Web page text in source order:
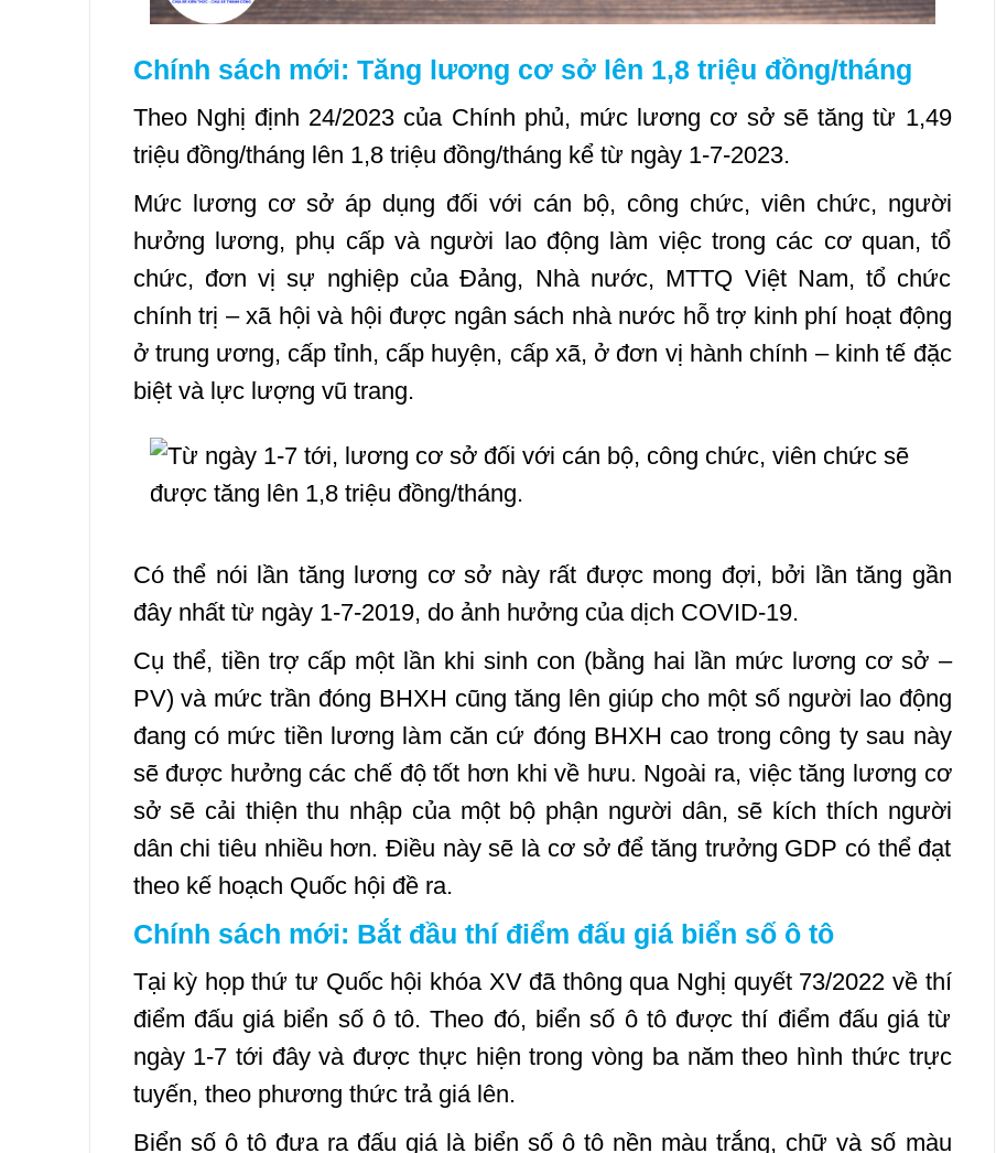
Chính sách mới: Tăng lương cơ sở lên 1,8 triệu đồng/tháng
Theo Nghị định 24/2023 của Chính phủ, mức lương cơ sở sẽ tăng từ 1,49
triệu đồng/tháng lên 1,8 triệu đồng/tháng kể từ ngày 1-7-2023.
Mức lương cơ sở áp dụng đối với cán bộ, công chức, viên chức, người
hưởng lương, phụ cấp và người lao động làm việc trong các cơ quan, tổ
chức, đơn vị sự nghiệp của Đảng, Nhà nước, MTTQ Việt Nam, tổ chức
chính trị – xã hội và hội được ngân sách nhà nước hỗ trợ kinh phí hoạt động
ở trung ương, cấp tỉnh, cấp huyện, cấp xã, ở đơn vị hành chính – kinh tế đặc
biệt và lực lượng vũ trang.
Có thể nói lần tăng lương cơ sở này rất được mong đợi, bởi lần tăng gần
đây nhất từ ngày 1-7-2019, do ảnh hưởng của dịch COVID-19.
Cụ thể, tiền trợ cấp một lần khi sinh con (bằng hai lần mức lương cơ sở –
PV) và mức trần đóng BHXH cũng tăng lên giúp cho một số người lao động
đang có mức tiền lương làm căn cứ đóng BHXH cao trong công ty sau này
sẽ được hưởng các chế độ tốt hơn khi về hưu. Ngoài ra, việc tăng lương cơ
sở sẽ cải thiện thu nhập của một bộ phận người dân, sẽ kích thích người
dân chi tiêu nhiều hơn. Điều này sẽ là cơ sở để tăng trưởng GDP có thể đạt
theo kế hoạch Quốc hội đề ra.
Chính sách mới: Bắt đầu thí điểm đấu giá biển số ô tô
Tại kỳ họp thứ tư Quốc hội khóa XV đã thông qua Nghị quyết 73/2022 về thí
điểm đấu giá biển số ô tô. Theo đó, biển số ô tô được thí điểm đấu giá từ
ngày 1-7 tới đây và được thực hiện trong vòng ba năm theo hình thức trực
tuyến, theo phương thức trả giá lên.
Biển số ô tô đưa ra đấu giá là biển số ô tô nền màu trắng, chữ và số màu